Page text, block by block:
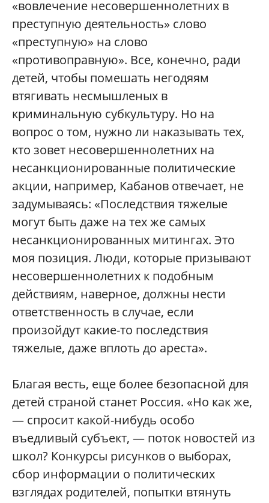
«вовлечение несовершеннолетних в
преступную деятельность» слово
«преступную» на слово
«противоправную». Все, конечно, ради
детей, чтобы помешать негодяям
втягивать несмышленых в
криминальную субкультуру. Но на
вопрос о том, нужно ли наказывать тех,
кто зовет несовершеннолетних на
несанкционированные политические
акции, например, Кабанов отвечает, не
задумываясь: «Последствия тяжелые
могут быть даже на тех же самых
несанкционированных митингах. Это
моя позиция. Люди, которые призывают
несовершеннолетних к подобным
действиям, наверное, должны нести
ответственность в случае, если
произойдут какие-то последствия
тяжелые, даже вплоть до ареста».
Благая весть, еще более безопасной для
детей страной станет Россия. «Но как же,
— спросит какой-нибудь особо
въедливый субъект, — поток новостей из
школ? Конкурсы рисунков о выборах,
сбор информации о политических
взглядах родителей, попытки втянуть